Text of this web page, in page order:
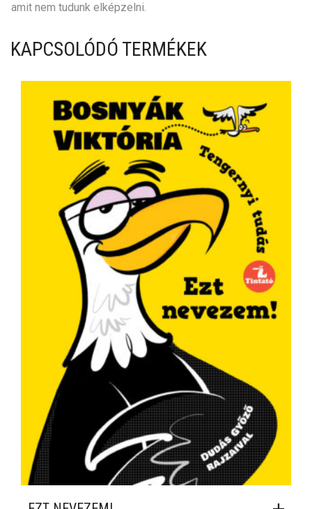
amit nem tudunk elképzelni.
KAPCSOLÓDÓ TERMÉKEK